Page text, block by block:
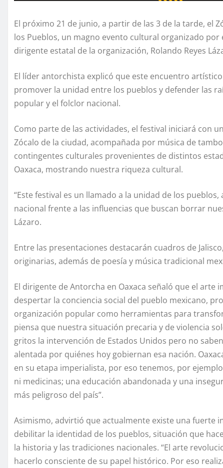
El próximo 21 de junio, a partir de las 3 de la tarde, el
los Pueblos, un magno evento cultural organizado
dirigente estatal de la organización, Rolando Reyes
El líder antorchista explicó que este encuentro
promover la unidad entre los pueblos y defender las
popular y el folclor nacional.
Como parte de las actividades, el festival iniciará con
Zócalo de la ciudad, acompañada por música de
contingentes culturales provenientes de distintos
Oaxaca, mostrando nuestra riqueza cultural.
“Este festival es un llamado a la unidad de los
nacional frente a las influencias que buscan borrar
Lázaro.
Entre las presentaciones destacarán cuadros de
originarias, además de poesía y música tradicional
El dirigente de Antorcha en Oaxaca señaló que el
despertar la conciencia social del pueblo mexicano,
organización popular como herramientas para
piensa que nuestra situación precaria y de violencia
gritos la intervención de Estados Unidos pero no
alentada por quiénes hoy gobiernan esa nación.
en su etapa imperialista, por eso tenemos, por
ni medicinas; una educación abandonada y una
más peligroso del país”.
Asimismo, advirtió que actualmente existe una fuerte
debilitar la identidad de los pueblos, situación que
la historia y las tradiciones nacionales. “El arte
hacerlo consciente de su papel histórico. Por eso